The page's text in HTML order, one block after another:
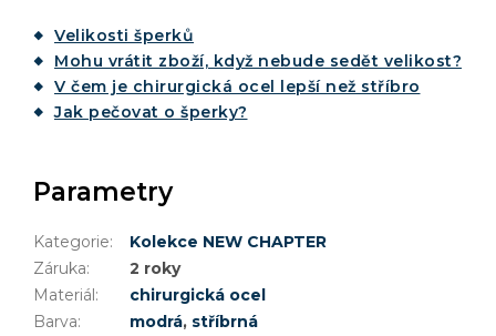
Velikosti šperků
Mohu vrátit zboží, když nebude sedět velikost?
V čem je chirurgická ocel lepší než stříbro
Jak pečovat o šperky?
Parametry
Kategorie:
Kolekce NEW CHAPTER
Záruka:
2 roky
Materiál:
chirurgická ocel
Barva: modrá, stříbrná